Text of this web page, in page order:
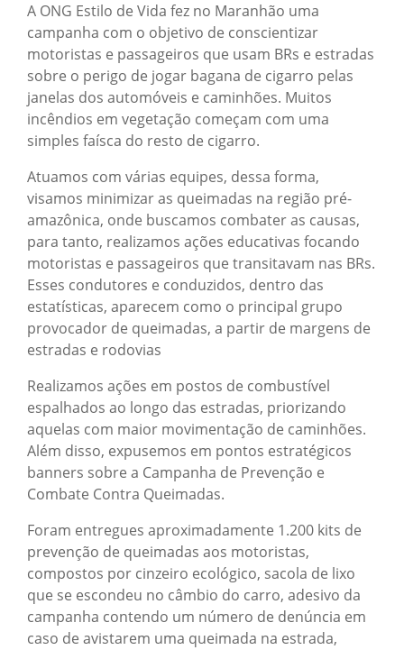
A ONG Estilo de Vida fez no Maranhão uma
campanha com o objetivo de conscientizar
motoristas e passageiros que usam BRs e estradas
sobre o perigo de jogar bagana de cigarro pelas
janelas dos automóveis e caminhões. Muitos
incêndios em vegetação começam com uma
simples faísca do resto de cigarro.
Atuamos com várias equipes, dessa forma,
visamos minimizar as queimadas na região pré-
amazônica, onde buscamos combater as causas,
para tanto, realizamos ações educativas focando
motoristas e passageiros que transitavam nas BRs.
Esses condutores e conduzidos, dentro das
estatísticas, aparecem como o principal grupo
provocador de queimadas, a partir de margens de
estradas e rodovias
Realizamos ações em postos de combustível
espalhados ao longo das estradas, priorizando
aquelas com maior movimentação de caminhões.
Além disso, expusemos em pontos estratégicos
banners sobre a Campanha de Prevenção e
Combate Contra Queimadas.
Foram entregues aproximadamente 1.200 kits de
prevenção de queimadas aos motoristas,
compostos por cinzeiro ecológico, sacola de lixo
que se escondeu no câmbio do carro, adesivo da
campanha contendo um número de denúncia em
caso de avistarem uma queimada na estrada,